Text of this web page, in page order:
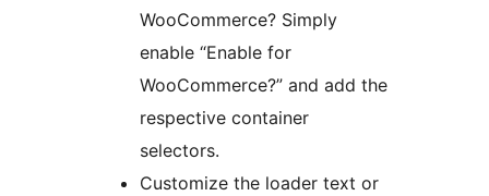
WooCommerce? Simply
enable “Enable for
WooCommerce?” and add the
respective container
selectors.
Customize the loader text or